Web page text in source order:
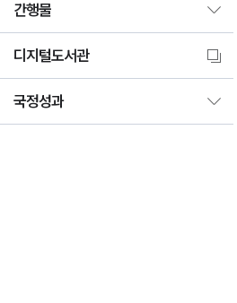
간행물
디지털도서관
국정성과